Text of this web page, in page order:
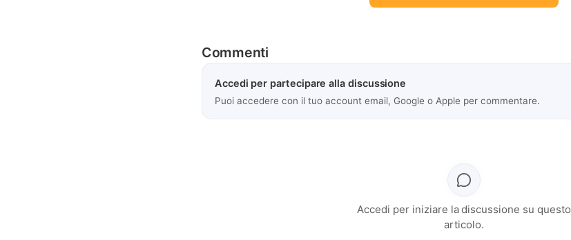
Commenti
Accedi per partecipare alla discussione
Puoi accedere con il tuo account email, Google o Apple per commentare.
Accedi per iniziare la discussione su questo
articolo.